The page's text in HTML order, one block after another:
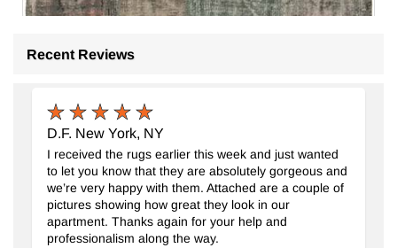
150 cm x 210 cm
$297
Recent Reviews
D.F. New York, NY
I received the rugs earlier this week and just wanted
to let you know that they are absolutely gorgeous and
we’re very happy with them. Attached are a couple of
pictures showing how great they look in our
apartment. Thanks again for your help and
professionalism along the way.